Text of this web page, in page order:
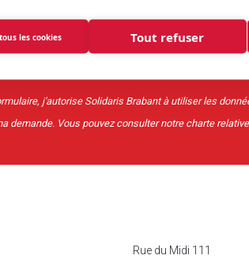
les cookies Tout refuser
j'autorise Solidaris Brabant à utiliser les
demande. Vous pouvez consulter notre charte
Rue du Midi 111